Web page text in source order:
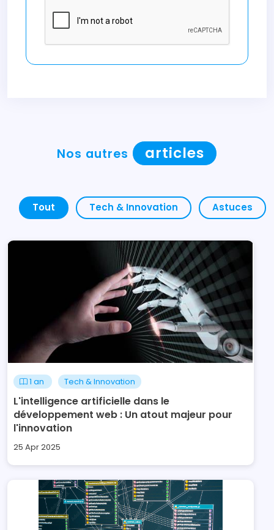
Nos autres articles
Tout Tech & Innovation Astuces
1 an Tech & Innovation
L'intelligence artificielle dans le
développement web : Un atout majeur pour
l'innovation
25 Apr 2025